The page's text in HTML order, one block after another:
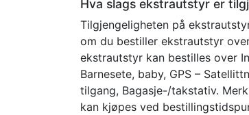
Hva slags ekstrautstyr er
Tilgjengeligheten på
om du bestiller ekstrautstyr
ekstrautstyr kan bestilles over
Barnesete, baby, GPS –
tilgang, Bagasje-/takstativ.
kan kjøpes ved